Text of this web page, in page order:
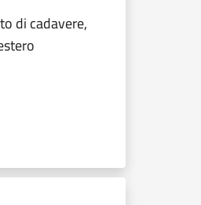
di cadavere,